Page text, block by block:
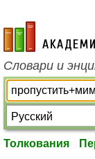
academic.ru
Словари и
Толкования